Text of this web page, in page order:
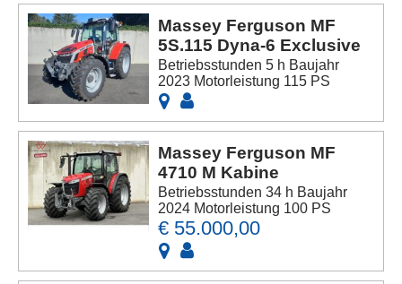
Massey Ferguson MF
5S.115 Dyna-6 Exclusive
Betriebsstunden 5 h Baujahr
2023 Motorleistung 115 PS
Massey Ferguson MF
4710 M Kabine
Betriebsstunden 34 h Baujahr
2024 Motorleistung 100 PS
€ 55.000,00